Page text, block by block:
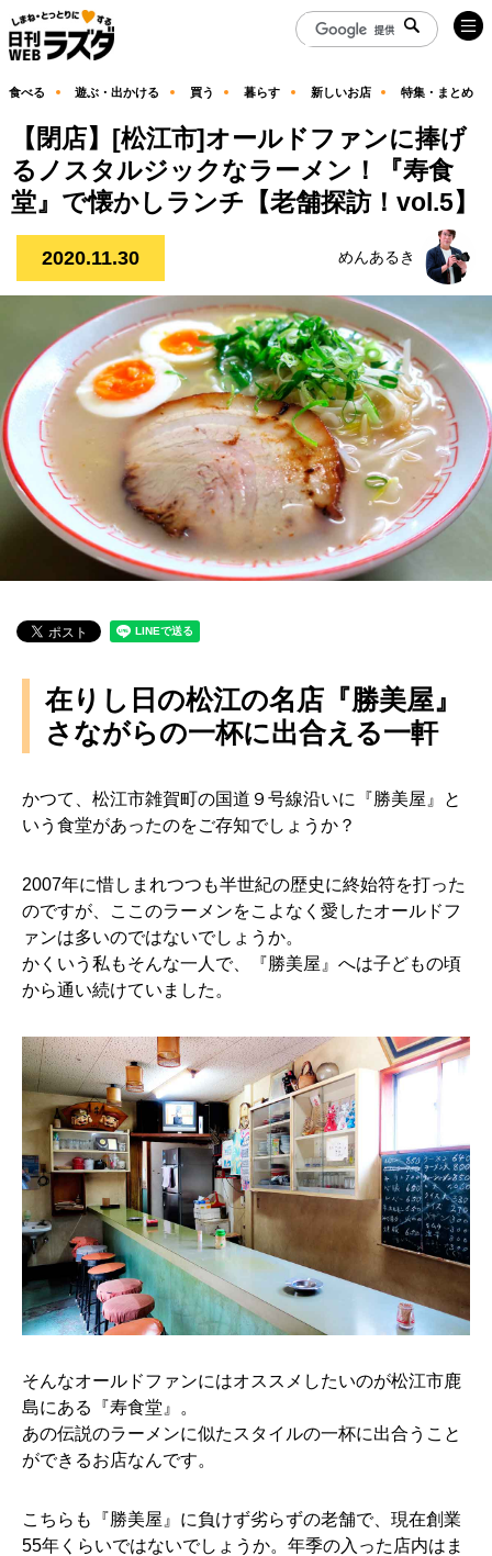
食べる 遊ぶ・出かける 買う 暮らす 新しいお店 特集・まとめ
【閉店】[松江市]オールドファンに捧げ
るノスタルジックなラーメン！『寿食
堂』で懐かしランチ【老舗探訪！vol.5】
2020.11.30 めんあるき
在りし日の松江の名店『勝美屋』
さながらの一杯に出合える一軒
かつて、松江市雑賀町の国道９号線沿いに『勝美屋』と
いう食堂があったのをご存知でしょうか？
2007年に惜しまれつつも半世紀の歴史に終始符を打った
のですが、ここのラーメンをこよなく愛したオールドフ
ァンは多いのではないでしょうか。
かくいう私もそんな一人で、『勝美屋』へは子どもの頃
から通い続けていました。
そんなオールドファンにはオススメしたいのが松江市鹿
島にある『寿食堂』。
あの伝説のラーメンに似たスタイルの一杯に出合うこと
ができるお店なんです。
こちらも『勝美屋』に負けず劣らずの老舗で、現在創業
55年くらいではないでしょうか。年季の入った店内はま